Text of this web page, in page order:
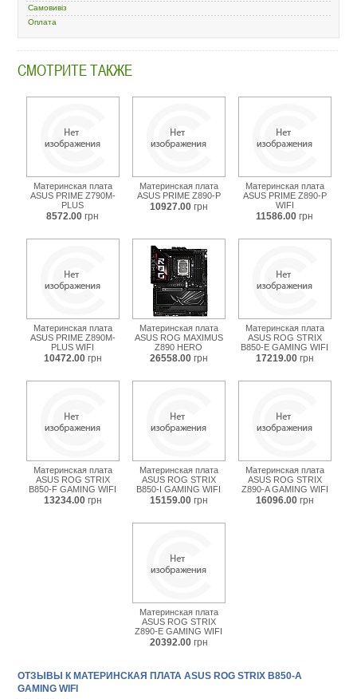
Самовивіз
Оплата
СМОТРИТЕ ТАКЖЕ
Материнская плата
ASUS PRIME Z790M-
PLUS
8572.00 грн
Материнская плата
ASUS PRIME Z890-P
10927.00 грн
Материнская плата
ASUS PRIME Z890-P
WIFI
11586.00 грн
Материнская плата
ASUS PRIME Z890M-
PLUS WIFI
10472.00 грн
Материнская плата
ASUS ROG MAXIMUS
Z890 HERO
26558.00 грн
Материнская плата
ASUS ROG STRIX
B850-E GAMING WIFI
17219.00 грн
Материнская плата
ASUS ROG STRIX
B850-F GAMING WIFI
13234.00 грн
Материнская плата
ASUS ROG STRIX
B850-I GAMING WIFI
15159.00 грн
Материнская плата
ASUS ROG STRIX
Z890-A GAMING WIFI
16096.00 грн
Материнская плата
ASUS ROG STRIX
Z890-E GAMING WIFI
20392.00 грн
ОТЗЫВЫ К МАТЕРИНСКАЯ ПЛАТА ASUS ROG STRIX B850-A
GAMING WIFI